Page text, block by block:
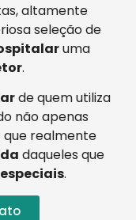
altamente
seleção de
uma
.
de quem utiliza
não apenas
que realmente
daqueles que
.